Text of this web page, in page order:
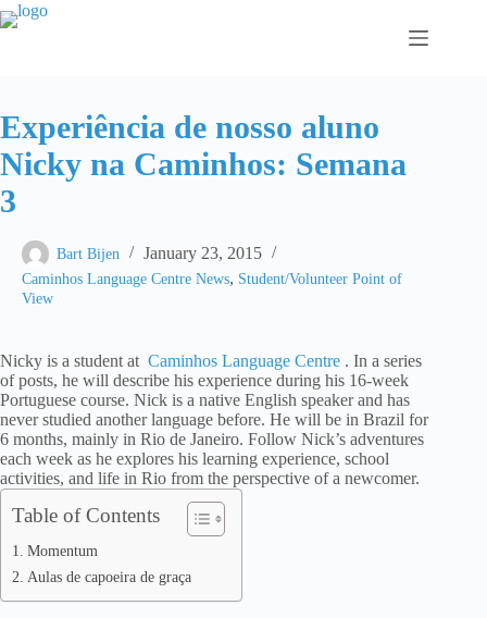
Skip
to
Experiência de nosso aluno
Nicky na Caminhos: Semana
3
Bart Bijen January 23, 2015
Caminhos Language Centre News, Student/Volunteer Point of
View
Nicky is a student at Caminhos Language Centre . In a series
of posts, he will describe his experience during his 16-week
Portuguese course. Nick is a native English speaker and has
never studied another language before. He will be in Brazil for
6 months, mainly in Rio de Janeiro. Follow Nick’s adventures
each week as he explores his learning experience, school
activities, and life in Rio from the perspective of a newcomer.
Table of Contents
Momentum
Aulas de capoeira de graça